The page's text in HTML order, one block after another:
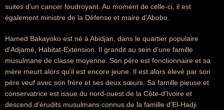
suites d’un cancer foudroyant. Au moment de celle-ci, il est
également ministre de la Défense et maire d'Abobo.
Hamed Bakayoko est né à Abidjan, dans le quartier populaire
d'Adjamé, Habitat-Extension. Il grandit au sein d’une famille
musulmane de classe moyenne. Son père est fonctionnaire et sa
mère meurt alors qu'il est encore jeune. Il est alors élevé par son
père veuf avec son frère et ses deux sœurs. Sa famille pieuse et
conservatrice est issue du nord-ouest de la Côte-d’Ivoire et
descend d'érudits musulmans connus de la famille d'El-Hadji